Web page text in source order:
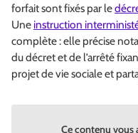
forfait sont fixés par le
Une instruction
complète : elle précise
du décret et de l’arrêté
projet de vie sociale et
Ce contenu